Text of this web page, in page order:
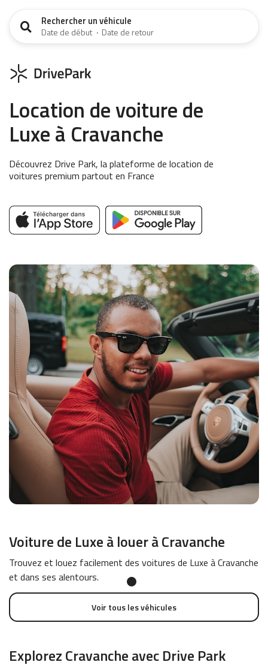
Rechercher un véhicule
Date de début · Date de retour
Location de voiture de
Luxe à Cravanche
Découvrez Drive Park, la plateforme de location de
voitures premium partout en France
Voiture de Luxe à louer à Cravanche
Trouvez et louez facilement des voitures de Luxe à Cravanche
et dans ses alentours.
Voir tous les véhicules
Explorez Cravanche avec Drive Park